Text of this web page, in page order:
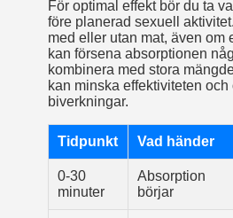
För optimal effekt bör du ta
före planerad sexuell
med eller utan mat, även om
kan försena absorptionen
kombinera med stora
kan minska effektiviteten och
biverkningar.
Tidpunkt Vad händer
0-30
minuter
Absorption
börjar